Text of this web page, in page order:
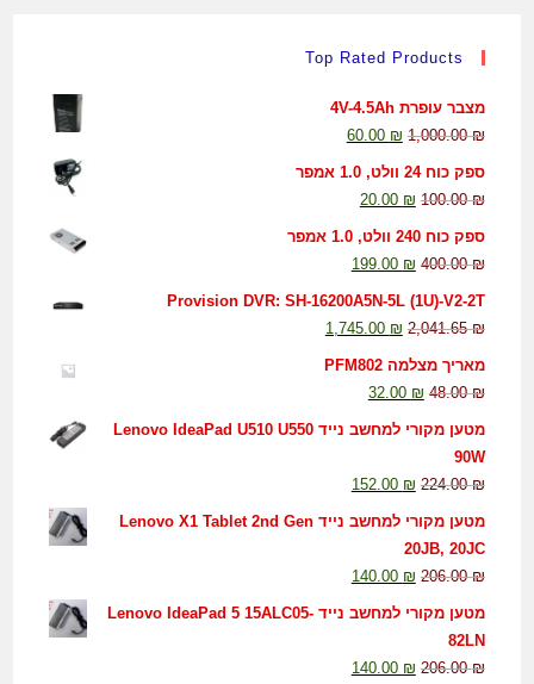
Top Rated Products
מצבר עופרת 4V-4.5Ah
1,000.00₪
60.00 ₪
ספק כוח 24 וולט, 1.0 אמפר
100.00₪
20.00 ₪
ספק כוח 240 וולט, 1.0 אמפר
400.00₪
199.00 ₪
Provision DVR: SH-16200A5N-5L (1U)-V2-2T
2,041.65₪
1,745.00 ₪
מאריך מצלמה PFM802
48.00₪
32.00 ₪
מטען מקורי למחשב נייד Lenovo IdeaPad U510 U550
90W
224.00₪
152.00 ₪
מטען מקורי למחשב נייד Lenovo X1 Tablet 2nd Gen
20JB, 20JC
206.00₪
140.00 ₪
מטען מקורי למחשב נייד Lenovo IdeaPad 5 15ALC05-
82LN
206.00₪
140.00 ₪